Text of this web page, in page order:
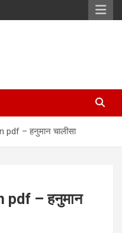
– हनुमान चालीसा
pdf – हनुमान